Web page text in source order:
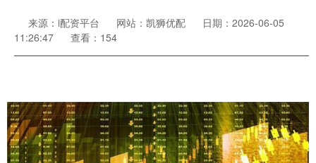
来源：i配资平台 网站：凯狮优配
日期：2026-06-05
11:26:47
查看：154